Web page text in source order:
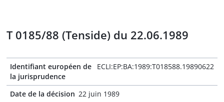
T 0185/88 (Tenside) du 22.06.1989
Identifiant européen de
la jurisprudence
ECLI:EP:BA:1989:T018588.19890622
Date de la décision 22 juin 1989